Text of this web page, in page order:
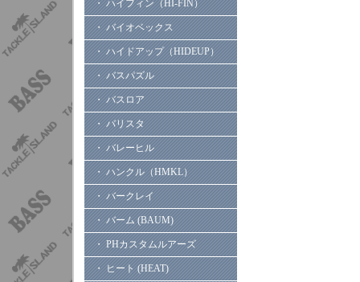
・ ハイフィン（HI-FIN）
・ バイオベックス
・ ハイドアップ（HIDEUP）
・ バスパズル
・ バスロア
・ バリスタ
・ バレーヒル
・ ハンクル（HMKL）
・ バークレイ
・ バーム (BAUM)
・ PHカスタムルアーズ
・ ヒート (HEAT)